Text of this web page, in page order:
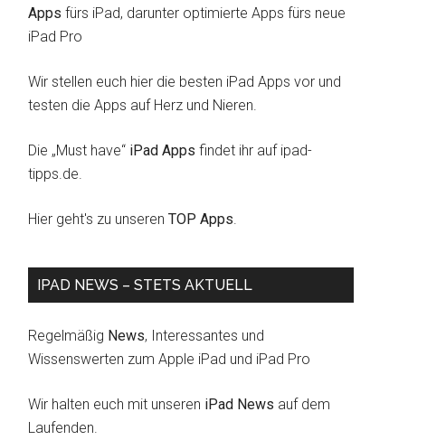
Apps fürs iPad, darunter optimierte Apps fürs neue
iPad Pro
Wir stellen euch hier die besten iPad Apps vor und
testen die Apps auf Herz und Nieren.
Die „Must have“ iPad Apps findet ihr auf ipad-
tipps.de.
Hier geht's zu unseren TOP Apps.
IPAD NEWS – STETS AKTUELL
Regelmäßig News, Interessantes und
Wissenswerten zum Apple iPad und iPad Pro
Wir halten euch mit unseren iPad News auf dem
Laufenden.